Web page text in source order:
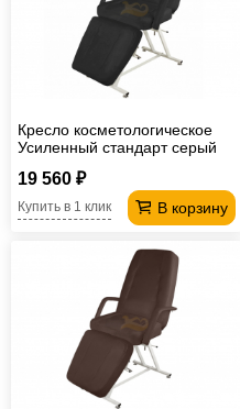
Косметологическое
оборудование
Кресло косметологическое
Усиленный стандарт серый
19 560 ₽
В корзину
Купить в 1 клик